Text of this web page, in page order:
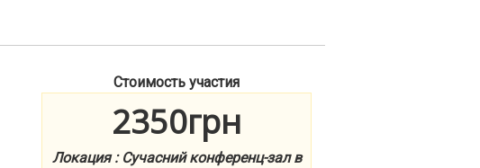
Стоимость участия
2350грн
Локация : Сучасний конференц-зал в